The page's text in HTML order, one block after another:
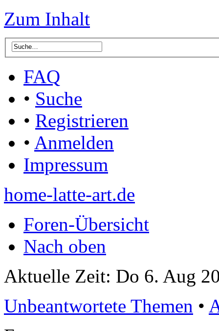
Zum Inhalt
FAQ
• Suche
• Registrieren
• Anmelden
Impressum
home-latte-art.de
Foren-Übersicht
Nach oben
Aktuelle Zeit: Do 6. Aug
Unbeantwortete Themen •